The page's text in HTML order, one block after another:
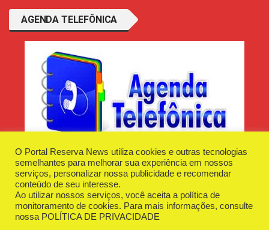
AGENDA TELEFÔNICA
Desenvolvido e Hospedado porPlugin Informática
Reserva News Tecnologia - CNPJ - 42.509.198/0001-83
O Portal Reserva News utiliza cookies e outras tecnologias
semelhantes para melhorar sua experiência em nossos
serviços, personalizar nossa publicidade e recomendar
conteúdo de seu interesse.
Ao utilizar nossos serviços, você aceita a política de
monitoramento de cookies. Para mais informações, consulte
nossa POLÍTICA DE PRIVACIDADE